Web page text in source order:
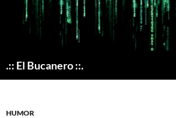
content
.:: El Bucanero ::.
HUMOR